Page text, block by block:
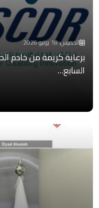
الخميس، 18 يونيو 2026
برعاية كريمة من خادم
السابع…